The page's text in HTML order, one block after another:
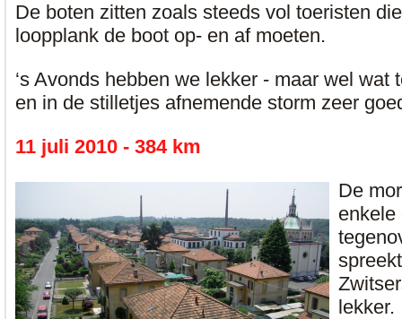
De boten zitten zoals steeds vol toeristen
loopplank de boot op- en af moeten.
‘s Avonds hebben we lekker - maar wel
en in de stilletjes afnemende storm zeer
11 juli 2010 - 384 km
De
enkele
lekker.